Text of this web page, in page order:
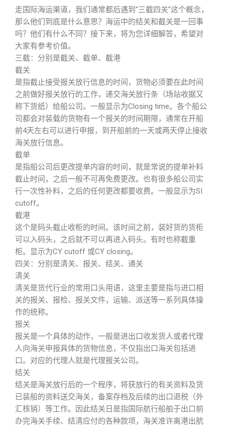
走国际海运渠道，我们通常都后遇到“三截四关”这个概念，
那么他们到底是什么意思？海运中的结关和截关是一回事
吗？他们有什么不同？接下来，将为您详细解答，希望对
大家有参考价值。
三截：分别是截关、截单、截港
截关
是指截止接受报关放行信息的时间，货物必须要在此时间
之前做好报关放行的工作，递交海关放行条（场站收据又
称下货纸）给船公司。一般显示为Closing time。各个船公
司都会对装载的货物有一个报关的时间期限，通常在开船
前4天左右可以进行申报，到开船前的一天或两天停止接收
海关放行信息。
截单
是指船公司后更改提单内容的时间，就是常说的提单补料
截止时间，之后一般不可再免费更改。也有很多船公司实
行一次性补料，之后的任何更改都要收费。一般显示为SI
cutoff。
截港
这个是码头截止收柜的时间。该时间之前，装好货的货柜
可以入码头，之后就不可以再进入码头。有时也称截重
柜。显示为CY cutoff 或CY closing。
四关：分别是清关、报关、结关、通关
清关
清关是货代行业的常用口头用语，这里主要是指与进口相
关的报关、报检、报关文件，运输、派送等一系列具体操
作的统称。
报关
报关是一个具体的动作，一般是进出口收发货人或者代理
人向海关申报具体的货物信息，不仅指出口海关包括进
口。对应的代理人就是代理报关公司。
结关
结关是海关放行后的一个程序，将获放行的有关资料及货
已装船的资料送交海关，备案存档及后续的出口退税（外
汇核销）等工作。因此结关日是指国际航行船舶于出口前
办完海关手续、结清应付的各种款项，海关准许离港出航